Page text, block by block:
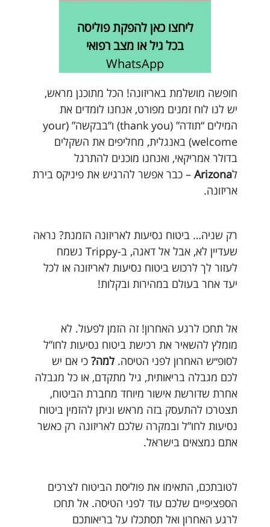
ליחצו כאן להפקת פוליסה
בכל גיל או מצב רפואי
WhatsApp
חופשה מושלמת באריזונה! הכל מתוכנן מראש,
יש לנו לוח זמנים מפורט, אנחנו לומדים את
המילים “תודה” (thank you) ו”בבקשה” (your
welcome) באנגלית, מחליפים את השקלים
בדולר אמריקאי, ואנחנו מוכנים להתרגל
לArizona – כבר אפשר להרגיש את פיניקס בירת
אריזונה.
רק שניה… ביטוח נסיעות לאריזונה הזמנת? נראה
שעדיין לא, אבל אל דאגה, ב-Trippy נשמח
לעזור לך לרכוש ביטוח נסיעות לאריזונה או לכל
יעד אחר בעולם במהירות ובקלות!
אל תחכו לרגע האחרון! זה הזמן לפעול. לא
מומלץ להשאיר את רכישת ביטוח נסיעות לחו”ל
לסופ״ש האחרון לפני הטיסה. למה? כי אם יש
לכם מגבלה בריאותית, גיל מתקדם, או כל מגבלה
אחרת שדורשת אישור מיוחד מחברת הביטוח,
תצטרכו להתעסק בזה מראש וניתן להזמין ביטוח
נסיעות לחו”ל ובמקרה שלכם לאריזונה רק כאשר
אתם נמצאים בישראל.
לטובתכם, התאימו את פוליסת הביטוח לצרכים
הספציפיים שלכם עוד לפני הטיסה. אל תחכו
לרגע האחרון ואל תסתכלו על בריאותכם